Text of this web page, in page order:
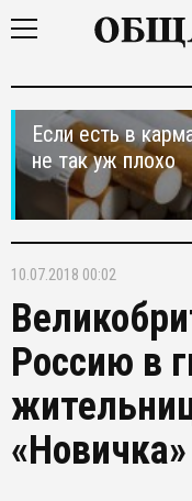
Если есть в
не так уж плохо
10.07.2018 00:02
Россию в
«Новичка»